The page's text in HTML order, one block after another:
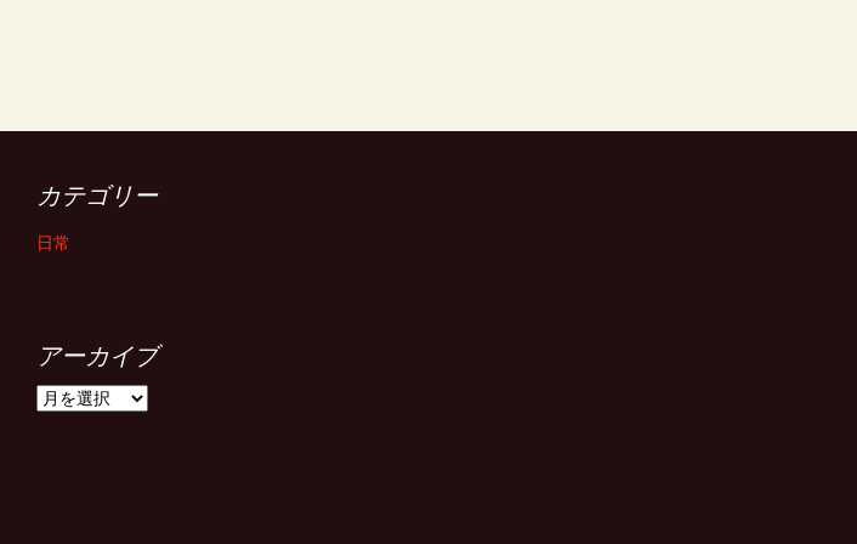
カテゴリー
日常
アーカイブ
ア